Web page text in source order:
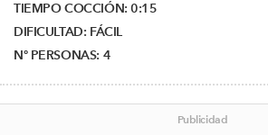
TIEMPO COCCIÓN:0:15
DIFICULTAD: FÁCIL
Nº PERSONAS: 4
Publicidad